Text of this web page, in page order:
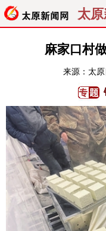
太
聚
关
纵横 曝
旅游 理
看天下 晋
太原日报 太原
麻家口村
来源： 太